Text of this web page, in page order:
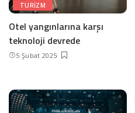
TURIZM
Otel yangınlarına karşı
teknoloji devrede
5 Şubat 2025